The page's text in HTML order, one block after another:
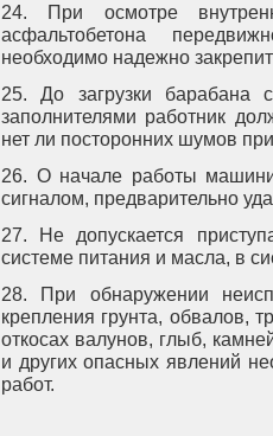
24. При осмотре
асфальтобетона
необходимо надежно
25. До загрузки барабана
заполнителями работник
нет ли посторонних шумов
26. О начале работы
сигналом, предварительно
27. Не допускается
системе питания и масла, в
28. При обнаружении
крепления грунта, обвалов,
откосах валунов, глыб,
и других опасных явлений
работ.